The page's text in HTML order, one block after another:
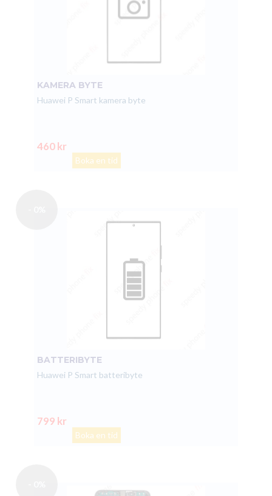
KAMERA BYTE
Huawei P Smart kamera byte
460 kr
Boka en tid
BATTERIBYTE
Huawei P Smart batteribyte
799 kr
Boka en tid